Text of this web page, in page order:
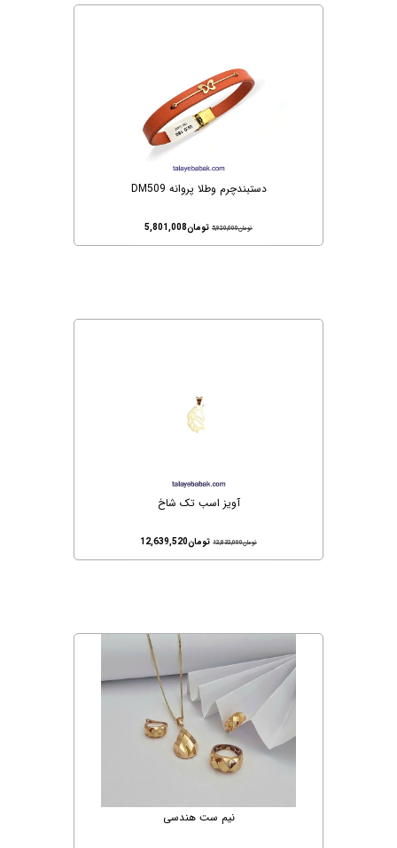
دستبندچرم وطلا پروانه DM509
تومان5,920,000 تومان5,801,008
آویز اسب تک شاخ
تومان12,832,000 تومان12,639,520
نیم ست هندسی